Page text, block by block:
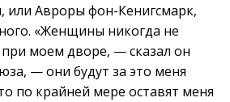
или Авроры фон-Кенигсмарк,
«Женщины никогда не
при моем дворе, — сказал он
— они будут за это меня
по крайней мере оставят меня